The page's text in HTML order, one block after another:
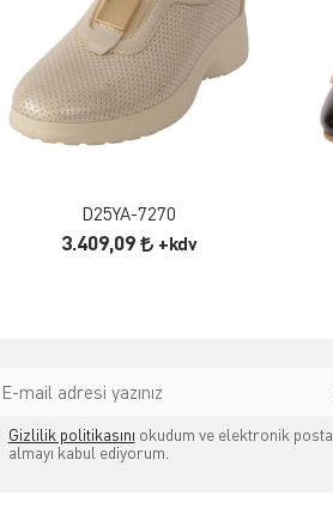
FAVORILERE EKLE
ÜRÜN İNCELE
D25YA-7270
3.409,09 +kdv
Gizlilik politikasını okudum ve elektronik posta
almayı kabul ediyorum.